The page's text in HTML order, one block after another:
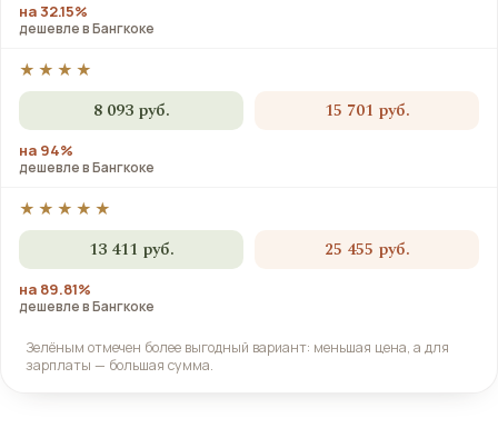
на 32.15%
дешевле в Бангкоке
★★★★
8 093 руб. 15 701 руб.
на 94%
дешевле в Бангкоке
★★★★★
13 411 руб. 25 455 руб.
на 89.81%
дешевле в Бангкоке
Зелёным отмечен более выгодный вариант: меньшая цена, а для
зарплаты — большая сумма.